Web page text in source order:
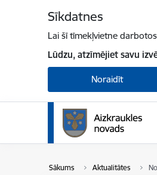
Sīkdatnes
Lai šī tīmekļvietne
Lūdzu, atzīmējiet savu
Noraidīt
Sākums Aktualitātes